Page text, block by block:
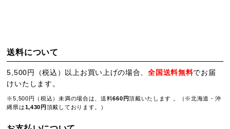
送料について
5,500円（税込）以上お買い上げの場合、全国送料無料でお届
けいたします。
※5,500円（税込）未満の場合は、送料660円頂戴いたします 。（※北海道・沖
縄県は1,430円 頂戴しております。）